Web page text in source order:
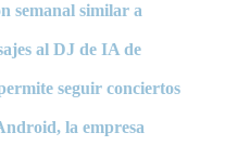
semanal similar a
al DJ de IA de
seguir conciertos
la empresa